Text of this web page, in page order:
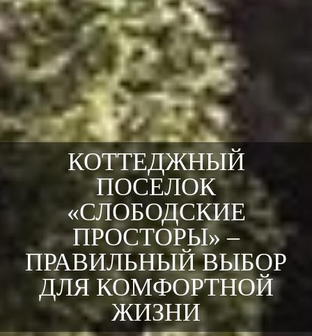
КОТТЕДЖНЫЙ
ПОСЕЛОК
«СЛОБОДСКИЕ
ПРОСТОРЫ» –
ПРАВИЛЬНЫЙ ВЫБОР
ДЛЯ КОМФОРТНОЙ
ЖИЗНИ